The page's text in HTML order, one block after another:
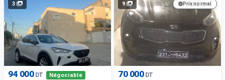
3
94 000 DT Négociable
9 Prix normal
70 000 DT